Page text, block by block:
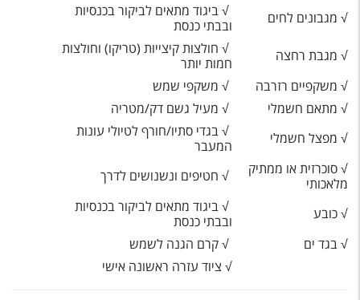
√ מגבונים לחים
√ ביגוד מתאים לביקור בכנסיות
ובבתי כנסת
√ מגבת רחצה
√ חולצות קיצייות (טריקו) וחולצות
חמות יותר
√ משקפיים רזרבה
√ משקפי שמש
√ מתאם חשמלי
√ מעיל גשם דק/מטריה
√ מפצל חשמלי
√ בגדי סתיו/חורף לטיולי עונות
המעבר
√ סוכרזית או ממתיק
מלאכותי
√ חטיפים ונשנושים לדרך
√ כובע
√ ביגוד מתאים לביקור בכנסיות
ובבתי כנסת
√ בגד ים
√ קרם הגנה לשמש
√ ציוד עזרה ראשונה אישי